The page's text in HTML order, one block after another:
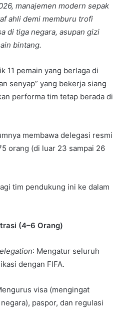
manajemen modern sepak
ahli demi memburu trofi
di tiga negara, asupan gizi
bintang.
11 pemain yang berlaga di
senyap” yang bekerja siang
performa tim tetap berada di
membawa delegasi resmi
orang (di luar 23 sampai 26
tim pendukung ini ke dalam
(4–6 Orang)
: Mengatur seluruh
dengan FIFA.
visa (mengingat
paspor, dan regulasi